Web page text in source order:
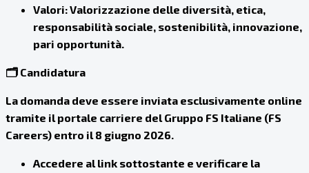
Valori: Valorizzazione delle diversità, etica,
responsabilità sociale, sostenibilità, innovazione,
pari opportunità.
🗂️ Candidatura
La domanda deve essere inviata esclusivamente online
tramite il portale carriere del Gruppo FS Italiane (FS
Careers) entro il8 giugno 2026.
Accedere al link sottostante e verificare la